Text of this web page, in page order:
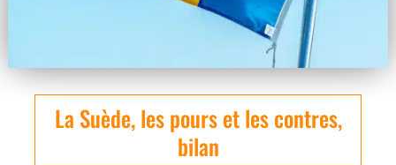
La Suède, les pours et les contres,
bilan